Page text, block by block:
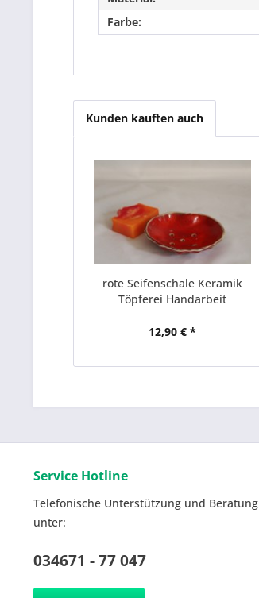
Farbe:
Kunden kauften auch
rote Seifenschale Keramik
Töpferei Handarbeit
12,90 € *
Service Hotline
Telefonische Unterstützung und Beratung
unter:
034671 - 77 047